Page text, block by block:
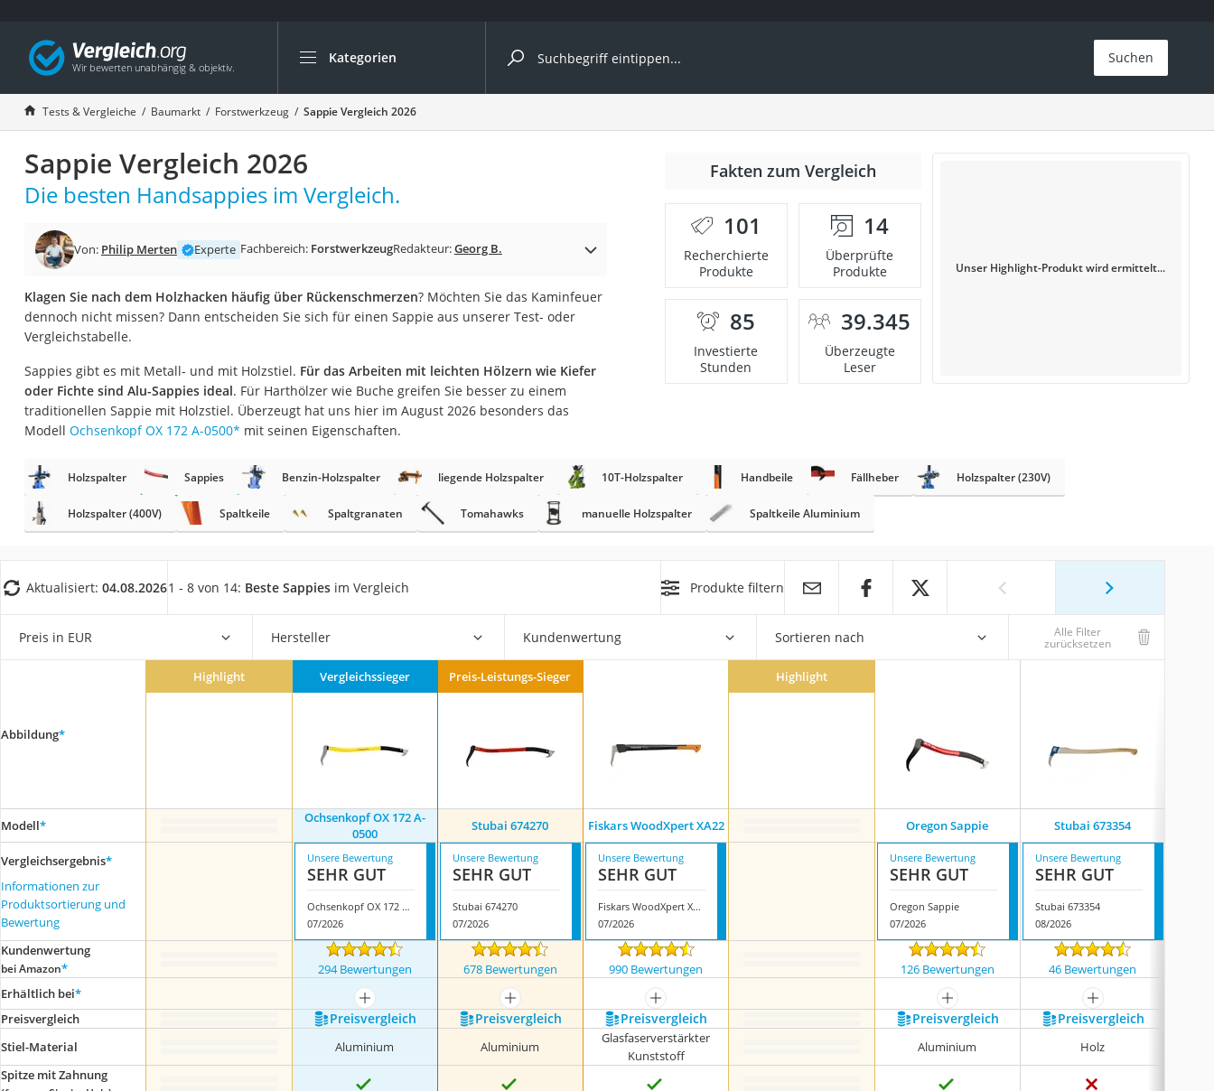
Kategorien
Die beliebtesten Vergleiche nach Kategorie
Baumarkt
Tresor feuerfest
Makita-Akku-Rasenmäher
Kappsäge
Smartes Türschloss
Akku-Rasentrimmer
Split-Klimaanlage 2 Innengeräte
Tiefbrunnenpumpe
Fliesenschneider
Doppelschleifer
Überwachungskamera
Benzinrasenmäher mit Elektrostart
Löschdecke
Winterharte Palmen
Gasdurchlauferhitzer
Suchen
Tests & Vergleiche Baumarkt Forstwerkzeug Sappie Vergleich 2026
Sappie Vergleich 2026
Die besten Handsappies im Vergleich.
Von: Philip Merten Experte Fachbereich: ForstwerkzeugRedakteur:Georg B.
Klagen Sie nach dem Holzhacken häufig über Rückenschmerzen? Möchten Sie das Kaminfeuer
dennoch nicht missen? Dann entscheiden Sie sich für einen Sappie aus unserer Test- oder
Vergleichstabelle.
Sappies gibt es mit Metall- und mit Holzstiel. Für das Arbeiten mit leichten Hölzern wie Kiefer
oder Fichte sind Alu-Sappies ideal. Für Harthölzer wie Buche greifen Sie besser zu einem
traditionellen Sappie mit Holzstiel. Überzeugt hat uns hier im August 2026 besonders das
Modell Ochsenkopf OX 172 A-0500* mit seinen Eigenschaften.
Fakten zum Vergleich
101
Recherchierte
Produkte
14
Überprüfte
Produkte
85
Investierte
Stunden
39.345
Überzeugte
Leser
Unser Highlight-Produkt wird ermittelt...
Holzspalter Sappies Benzin-Holzspalter liegende Holzspalter 10T-Holzspalter Handbeile Fällheber Holzspalter (230V)
Holzspalter (400V) Spaltkeile Spaltgranaten Tomahawks manuelle Holzspalter Spaltkeile Aluminium
Aktualisiert: 04.08.20261 - 8 von 14: Beste Sappies im Vergleich Produkte filtern
Preis in EUR Hersteller Kundenwertung Sortieren nach Alle Filter
zurücksetzen
Abbildung*
Highlight Vergleichssieger Preis-Leistungs-Sieger Highlight
Modell*
Ochsenkopf OX 172 A-
0500
Stubai ‎674270 Fiskars WoodXpert XA22 Oregon Sappie Stubai 673354
Vergleichsergebnis*
Informationen zur
Produktsortierung und
Bewertung
Unsere Bewertung
SEHR GUT
Ochsenkopf OX 172 A-0500
07/2026
Unsere Bewertung
SEHR GUT
Stubai ‎674270
07/2026
Unsere Bewertung
SEHR GUT
Fiskars WoodXpert XA22
07/2026
Unsere Bewertung
SEHR GUT
Oregon Sappie
07/2026
Unsere Bewertung
SEHR GUT
Stubai 673354
08/2026
Kundenwertung
bei Amazon* 294 Bewertungen 678 Bewertungen 990 Bewertungen 126 Bewertungen 46 Bewertungen
Erhältlich bei*
mehr anzeigen mehr anzeigen mehr anzeigen mehr anzeigen
mehr anzeigen
Preis­vergleich
Preis­vergleich Preis­vergleich Preis­vergleich Preis­vergleich Preis­vergleich
Stiel-Material Aluminium Aluminium
Glasfaserverstärkter
Kunststoff
Aluminium Holz
Spitze mit Zahnung